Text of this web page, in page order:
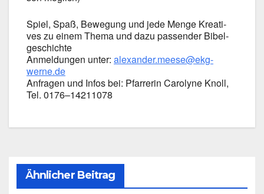
Spiel, Spaß, Bewe­gung und jede Men­ge Krea­ti­
ves zu einem The­ma und dazu pas­sen­der Bibel­
ge­schich­te
Anmel­dun­gen unter: alexander.meese@ekg-
werne.de
Anfra­gen und Infos bei: Pfar­re­rin Caro­ly­ne Knoll,
Tel. 0176–14211078
Ähnlicher Beitrag